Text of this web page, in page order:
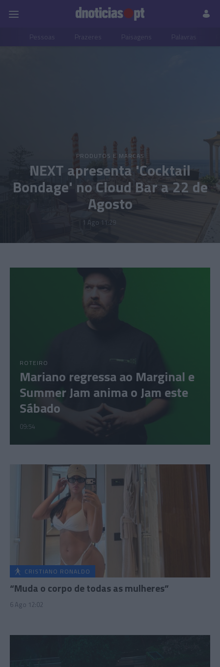
Pessoas Prazeres Paisagens Palavras
PRODUTOS E MARCAS
NEXT apresenta 'Cocktail
Bondage' no Cloud Bar a 22 de
Agosto
1 Ago 11:29
ROTEIRO
Mariano regressa ao Marginal e
Summer Jam anima o Jam este
Sábado
09:54
CRISTIANO RONALDO
“Muda o corpo de todas as mulheres”
6 Ago 12:02